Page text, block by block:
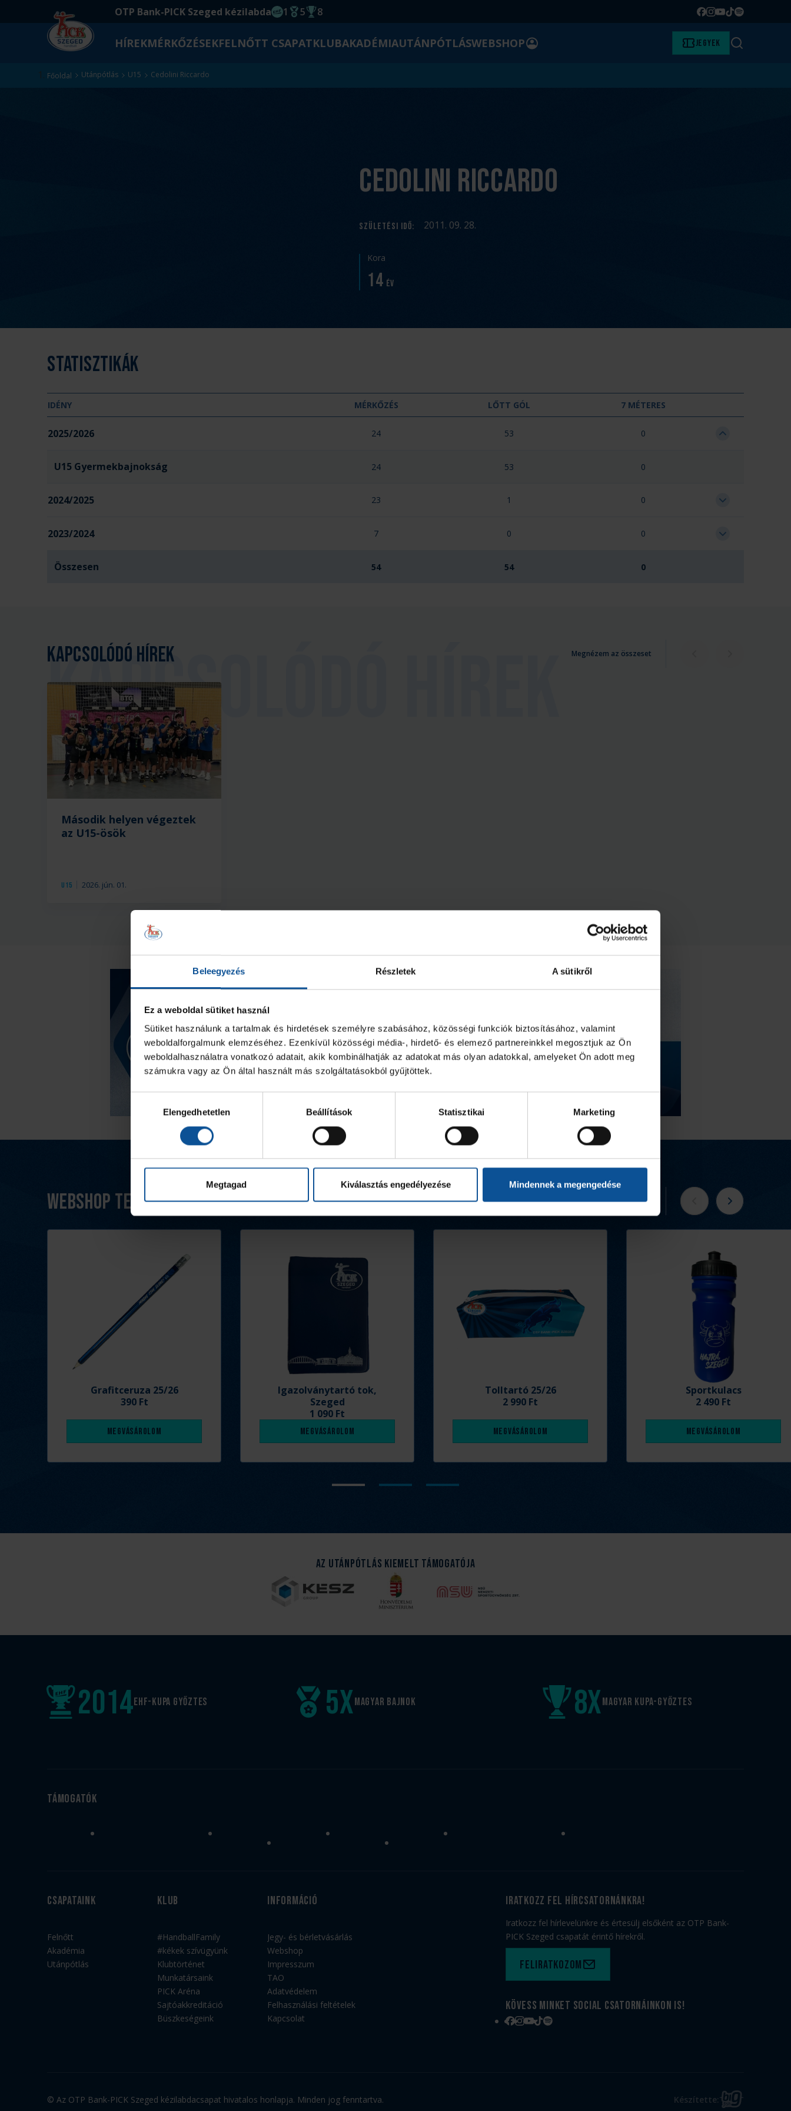
Beleegyezés Részletek A sütikről
Ez a weboldal sütiket használ
Sütiket használunk a tartalmak és hirdetések személyre szabásához, közösségi funkciók biztosításához, valamint
weboldalforgalmunk elemzéséhez. Ezenkívül közösségi média-, hirdető- és elemező partnereinkkel megosztjuk az Ön
weboldalhasználatra vonatkozó adatait, akik kombinálhatják az adatokat más olyan adatokkal, amelyeket Ön adott meg
számukra vagy az Ön által használt más szolgáltatásokból gyűjtöttek.
kiválasztásaElengedhetetlen Beállítások Statisztikai Marketing
Megtagad Kiválasztás engedélyezése Mindennek a megengedése
OTP Bank-PICK Szeged kézilabda
EHF kupagyőzelem 2014
1
Magyar Bajnoki cím
5
Magyar-Kupa győzelem
8 Facebook
Instagram
YouTube
TikTok
Spotify
HÍREKMÉRKŐZÉSEKFELNŐTT CSAPATKLUBAKADÉMIAUTÁNPÓTLÁSWEBSHOPBELÉPÉS Jegyek Keresés
Főoldal Utánpótlás U15 Cedolini Riccardo
Cedolini Riccardo
SZÜLETÉSI IDŐ: 2011. 09. 28.
Kora
14 év
Statisztikák
IDÉNY MÉRKŐZÉS LŐTT GÓL 7 MÉTERES
2025/2026 24 53 0
U15 Gyermekbajnokság 24 53 0
2024/2025 23 1 0
2023/2024 7 0 0
Összesen 54 54 0
Kapcsolódó hírek Megnézem az összeset
U15 2026. jún. 01.
Második helyen végeztek
az U15-ösök
Webshop termékek Tovább a webshopra
Grafitceruza 25/26
390 Ft
Megvásárolom
Igazolványtartó tok,
Szeged
1 090 Ft
Megvásárolom
Tolltartó 25/26
2 990 Ft
Megvásárolom
Sportkulacs
2 490 Ft
Megvásárolom
Az Utánpótlás kiemelt támogatója
EHF-Kupa győztes
2014 Magyar bajnok
5x Magyar kupa-győztes
8x
Támogatók
Csapataink
Felnőtt
Akadémia
Utánpótlás
Klub
#HandballFamily
#kékek szívügyünk
Klubtörténet
Munkatársaink
PICK Aréna
Sajtóakkreditáció
Büszkeségeink
Információ
Jegy- és bérletvásárlás
Webshop
Impresszum
TAO
Adatvédelem
Felhasználási feltételek
Kapcsolat
iratkozz fel hírcsatornánkra!
Iratkozz fel hírlevelünkre és értesülj elsőként az OTP Bank-
PICK Szeged csapatát érintő hírekről.
Feliratkozom
Kövess minket social csatornáinkon is!
Facebook
Instagram
YouTube
TikTokSpotify
© Az OTP Bank-PICK Szeged kézilabdacsapat hivatalos honlapja. Minden jog fenntartva. Készítette: BIG